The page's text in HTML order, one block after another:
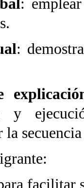
:
:
y
la
facilitar